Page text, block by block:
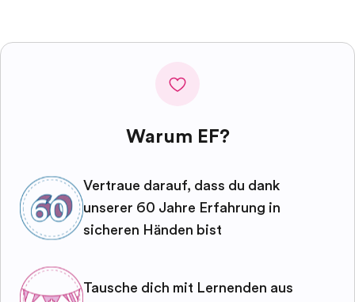
Warum EF?
Vertraue darauf, dass du dank
unserer 60 Jahre Erfahrung in
sicheren Händen bist
Tausche dich mit Lernenden aus